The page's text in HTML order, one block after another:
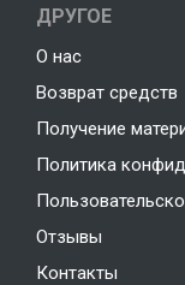
ДРУГОЕ
О нас
Возврат средств
Получение
Политика
Отзывы
Контакты